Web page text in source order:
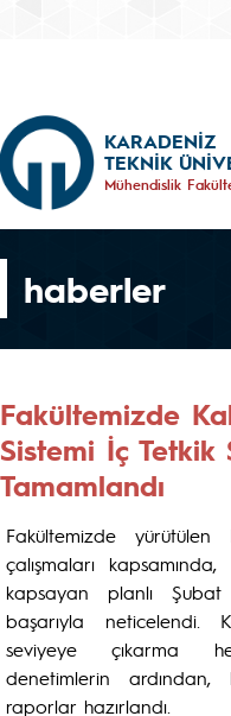
KARADENİZ
TEKNİK
Mühendislik
haberler
Fakültemizde
Sistemi İç Tetkik
Tamamlandı
Fakültemizde
çalışmaları
kapsayan planlı
başarıyla neticelendi.
seviyeye çıkarma
denetimlerin ardından,
raporlar hazırlandı.